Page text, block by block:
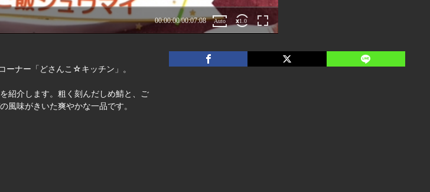
ーナー「どさんこ☆キッチン」。
紹介します。粗く刻んだしめ鯖と、ご
風味がきいた爽やかな一品です。